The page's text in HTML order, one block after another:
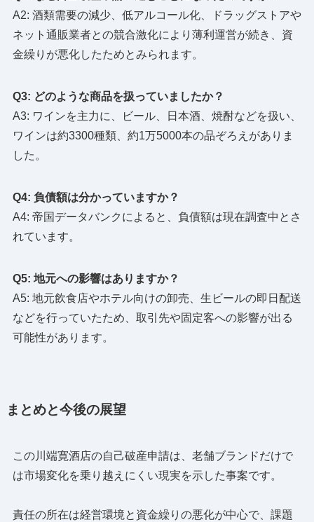
A2: 酒類需要の減少、低アルコール化、ドラッグストアや
ネット通販業者との競合激化により薄利運営が続き、資
金繰りが悪化したためとみられます。
Q3: どのような商品を扱っていましたか？
A3: ワインを主力に、ビール、日本酒、焼酎などを扱い、
ワインは約3300種類、約1万5000本の品ぞろえがありま
した。
Q4: 負債額は分かっていますか？
A4: 帝国データバンクによると、負債額は現在調査中とさ
れています。
Q5: 地元への影響はありますか？
A5: 地元飲食店やホテル向けの卸売、生ビールの即日配送
などを行っていたため、取引先や固定客への影響が出る
可能性があります。
まとめと今後の展望
この川端寛酒店の自己破産申請は、老舗ブランドだけで
は市場変化を乗り越えにくい現実を示した事案です。
責任の所在は経営環境と資金繰りの悪化が中心で、課題